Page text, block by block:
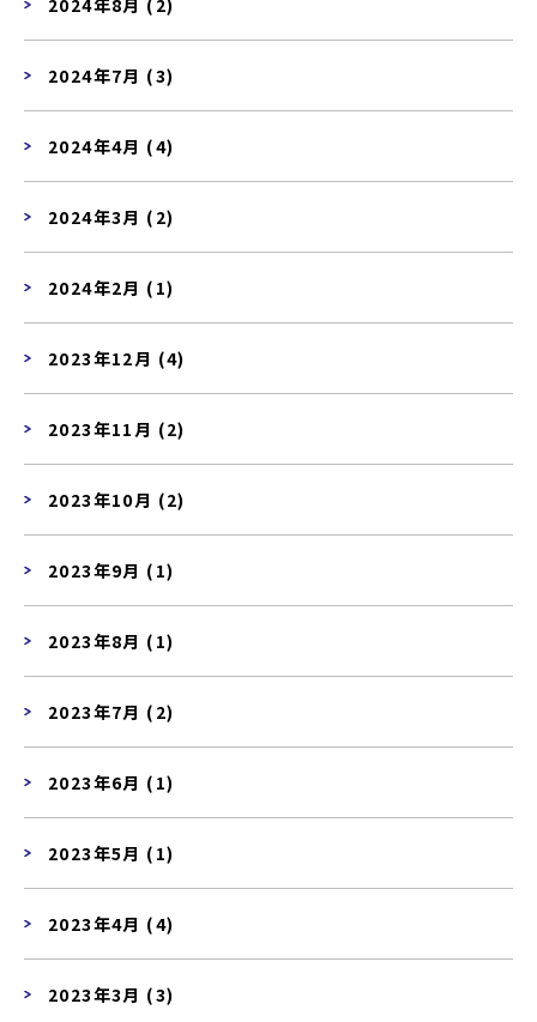
2024年8月 (2)
2024年7月 (3)
2024年4月 (4)
2024年3月 (2)
2024年2月 (1)
2023年12月 (4)
2023年11月 (2)
2023年10月 (2)
2023年9月 (1)
2023年8月 (1)
2023年7月 (2)
2023年6月 (1)
2023年5月 (1)
2023年4月 (4)
2023年3月 (3)